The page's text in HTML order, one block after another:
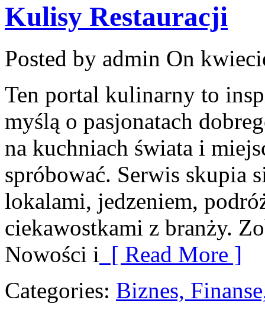
Kulisy Restauracji
Posted by admin On
Ten portal kulinarny to
myślą o pasjonatach
na kuchniach świata i
spróbować. Serwis skupia
lokalami, jedzeniem,
ciekawostkami z branży.
Nowości i [ Read More ]
Categories: Biznes,